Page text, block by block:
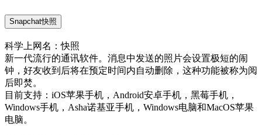
Snapchat快照
科学上网名：快照
新一代流行的通讯软件。消息中发送的照片会设置极短的闹
钟，好友收到后将在预定时间内自动删除，这种功能被称为阅
后即焚。
目前支持：iOS苹果手机，Android安卓手机，黑莓手机，
Windows手机，Asha诺基亚手机，Windows电脑和MacOS苹果
电脑。